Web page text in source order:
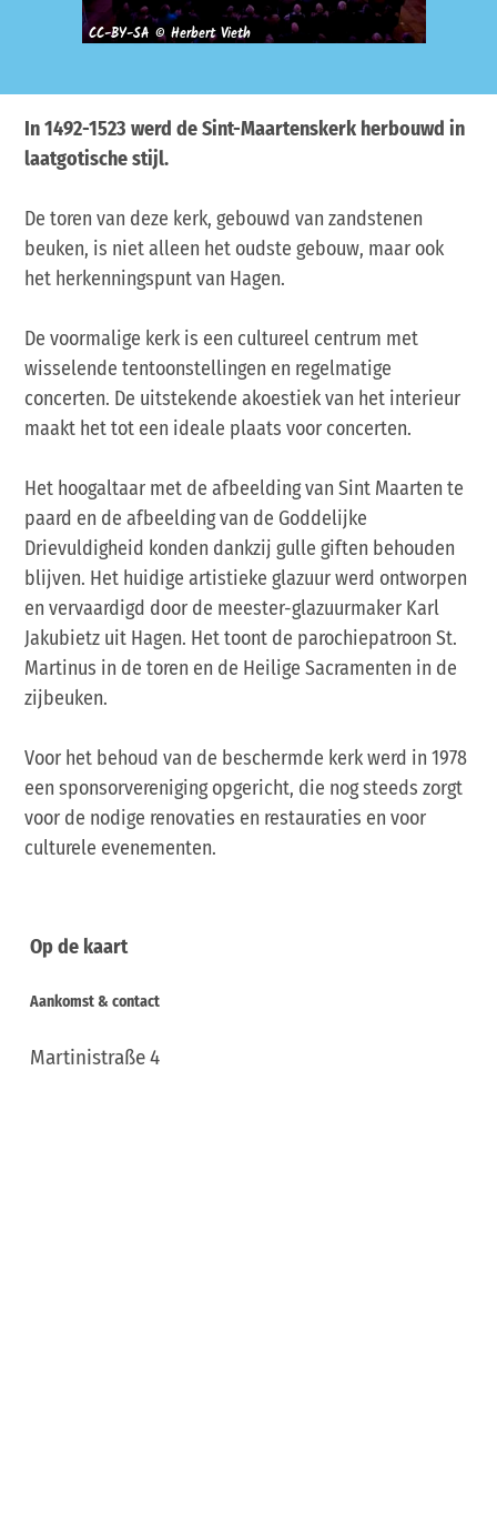
CC-BY-SA © Herbert Vieth
In 1492-1523 werd de Sint-Maartenskerk herbouwd in
laatgotische stijl.
De toren van deze kerk, gebouwd van zandstenen
beuken, is niet alleen het oudste gebouw, maar ook
het herkenningspunt van Hagen.
De voormalige kerk is een cultureel centrum met
wisselende tentoonstellingen en regelmatige
concerten. De uitstekende akoestiek van het interieur
maakt het tot een ideale plaats voor concerten.
Het hoogaltaar met de afbeelding van Sint Maarten te
paard en de afbeelding van de Goddelijke
Drievuldigheid konden dankzij gulle giften behouden
blijven. Het huidige artistieke glazuur werd ontworpen
en vervaardigd door de meester-glazuurmaker Karl
Jakubietz uit Hagen. Het toont de parochiepatroon St.
Martinus in de toren en de Heilige Sacramenten in de
zijbeuken.
Voor het behoud van de beschermde kerk werd in 1978
een sponsorvereniging opgericht, die nog steeds zorgt
voor de nodige renovaties en restauraties en voor
culturele evenementen.
Op de kaart
Aankomst & contact
Martinistraße 4